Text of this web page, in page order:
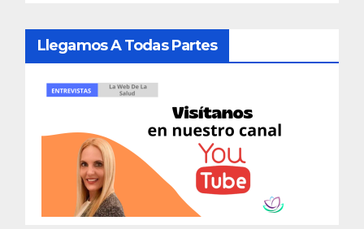
Llegamos A Todas Partes